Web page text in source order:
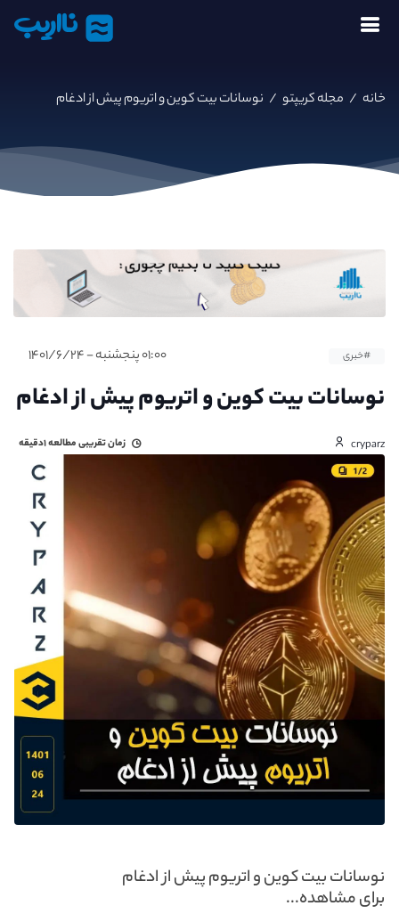
نااریب
خانه / مجله کریپتو / نوسانات بیت کوین و اتریوم پیش از ادغام
#خبری ۰۱:۰۰ پنجشنبه - ۱۴۰۱/۶/۲۴
نوسانات بیت کوین و اتریوم پیش از ادغام
cryparz زمان تقریبی مطالعه۱دقیقه
نوسانات بیت کوین و اتریوم پیش از ادغام
برای مشاهده...